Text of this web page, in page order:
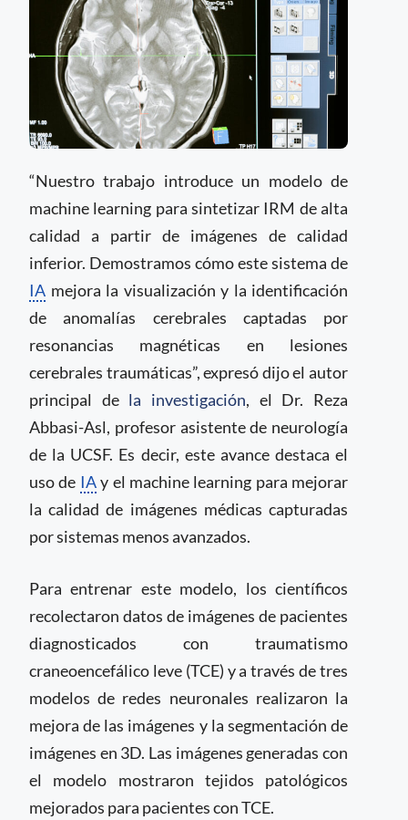
“Nuestro trabajo introduce un modelo de
machine learning para sintetizar IRM de alta
calidad a partir de imágenes de calidad
inferior. Demostramos cómo este sistema de
IA mejora la visualización y la identificación
de anomalías cerebrales captadas por
resonancias magnéticas en lesiones
cerebrales traumáticas”, expresó dijo el autor
principal de la investigación, el Dr. Reza
Abbasi-Asl, profesor asistente de neurología
de la UCSF. Es decir, este avance destaca el
uso de IAy el machine learning para mejorar
la calidad de imágenes médicas capturadas
por sistemas menos avanzados.
Para entrenar este modelo, los científicos
recolectaron datos de imágenes de pacientes
diagnosticados con traumatismo
craneoencefálico leve (TCE) y a través de tres
modelos de redes neuronales realizaron la
mejora de las imágenes y la segmentación de
imágenes en 3D. Las imágenes generadas con
el modelo mostraron tejidos patológicos
mejorados para pacientes con TCE.